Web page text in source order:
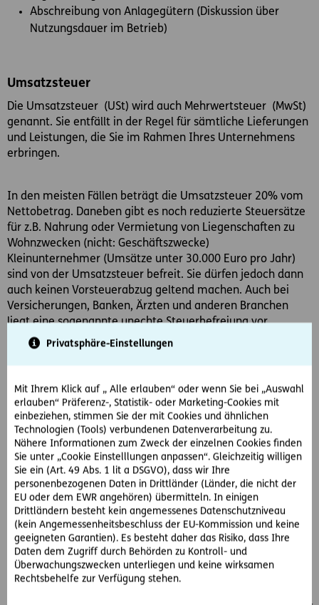
Privatsphäre-Einstellungen
Mit Ihrem Klick auf „ Alle erlauben“ oder wenn Sie bei „Auswahl
erlauben“ Präferenz-, Statistik- oder Marketing-Cookies mit
einbeziehen, stimmen Sie der mit Cookies und ähnlichen
Technologien (Tools) verbundenen Datenverarbeitung zu.
Nähere Informationen zum Zweck der einzelnen Cookies finden
Sie unter „Cookie Einstelllungen anpassen“. Gleichzeitig willigen
Sie ein (Art. 49 Abs. 1 lit a DSGVO), dass wir Ihre
personenbezogenen Daten in Drittländer (Länder, die nicht der
EU oder dem EWR angehören) übermitteln. In einigen
Drittländern besteht kein angemessenes Datenschutzniveau
(kein Angemessenheitsbeschluss der EU-Kommission und keine
geeigneten Garantien). Es besteht daher das Risiko, dass Ihre
Daten dem Zugriff durch Behörden zu Kontroll- und
Überwachungszwecken unterliegen und keine wirksamen
Rechtsbehelfe zur Verfügung stehen.
Abschreibung von Anlagegütern (Diskussion über
Nutzungsdauer im Betrieb)
Umsatzsteuer
Die Umsatzsteuer (USt) wird auch Mehrwertsteuer (MwSt)
genannt. Sie entfällt in der Regel für sämtliche Lieferungen
und Leistungen, die Sie im Rahmen Ihres Unternehmens
erbringen.
In den meisten Fällen beträgt die Umsatzsteuer 20% vom
Nettobetrag. Daneben gibt es noch reduzierte Steuersätze
für z.B. Nahrung oder Vermietung von Liegenschaften zu
Wohnzwecken (nicht: Geschäftszwecke)
Kleinunternehmer (Umsätze unter 30.000 Euro pro Jahr)
sind von der Umsatzsteuer befreit. Sie dürfen jedoch dann
auch keinen Vorsteuerabzug geltend machen. Auch bei
Versicherungen, Banken, Ärzten und anderen Branchen
liegt eine sogenannte unechte Steuerbefreiung vor.
Steuerbefreite Kleinunternehmer (wenn eine
Umsatzgrenze von 30.000 Euro pro Jahr nicht überschritten
wird) können beantragen, dass sie ihre Umsätze nach
allgemeinen Regeln des Umsatzsteuergesetzes versteuern.
Damit genießen sie den Vorteil des Vorsteuerabzuges.
Ein umsatzsteuerpflichtiger Unternehmer muss spätestens
am 15. Tag des zweitfolgenden Monats eine Umsatzsteuer
Voranmeldung machen. Diese kann er beim zuständigen
Finanzamt auch elektronisch einreichen.